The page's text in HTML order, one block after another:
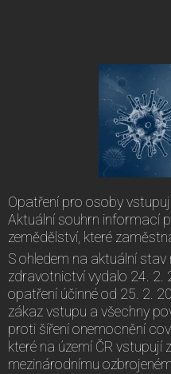
Opatření pro osoby
Aktuální souhrn informací
zemědělství, které
S ohledem na aktuální
zdravotnictví vydalo 24. 2.
opatření účinné od 25. 2.
zákaz vstupu a všechny
proti šíření onemocnění
které na území ČR vstupují
mezinárodnímu